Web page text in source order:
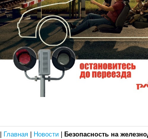
Главная Новости Безопасность на